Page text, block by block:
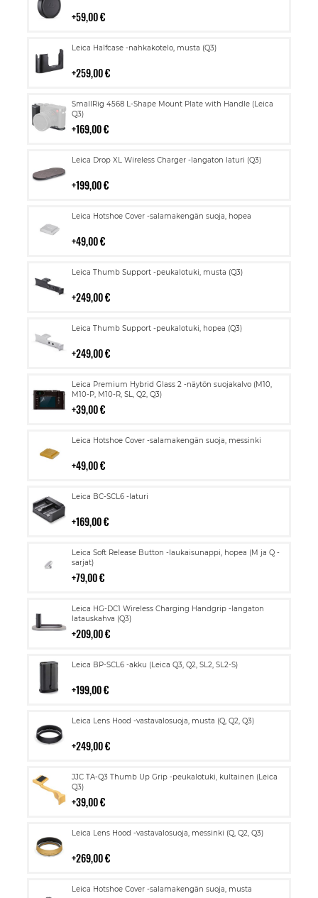
59,00 €
Leica Halfcase -nahkakotelo, musta (Q3)
259,00 €
Lisää
SmallRig 4568 L-Shape Mount Plate with Handle (Leica
Q3)
169,00 €
Lisää
ostoskoriin
Leica Drop XL Wireless Charger -langaton laturi (Q3)
199,00 €
Lisää
Leica Hotshoe Cover -salamakengän suoja, hopea
49,00 €
Lisää
Leica Thumb Support -peukalotuki, musta (Q3)
249,00 €
Lisää
Leica Thumb Support -peukalotuki, hopea (Q3)
249,00 €
Lisää
Leica Premium Hybrid Glass 2 -näytön suojakalvo (M10,
M10-P, M10-R, SL, Q2, Q3)
39,00 €
Lisää
ostoskoriin
Leica Hotshoe Cover -salamakengän suoja, messinki
49,00 €
Lisää
Leica BC-SCL6 -laturi
169,00 €
Lisää
Leica Soft Release Button -laukaisunappi, hopea (M ja Q -
sarjat)
79,00 €
Lisää
ostoskoriin
Leica HG-DC1 Wireless Charging Handgrip -langaton
latauskahva (Q3)
209,00 €
Lisää
ostoskoriin
Leica BP-SCL6 -akku (Leica Q3, Q2, SL2, SL2-S)
199,00 €
Lisää
Leica Lens Hood -vastavalosuoja, musta (Q, Q2, Q3)
249,00 €
Lisää
JJC TA-Q3 Thumb Up Grip -peukalotuki, kultainen (Leica
Q3)
39,00 €
Lisää
ostoskoriin
Leica Lens Hood -vastavalosuoja, messinki (Q, Q2, Q3)
269,00 €
Lisää
Leica Hotshoe Cover -salamakengän suoja, musta
Lisää